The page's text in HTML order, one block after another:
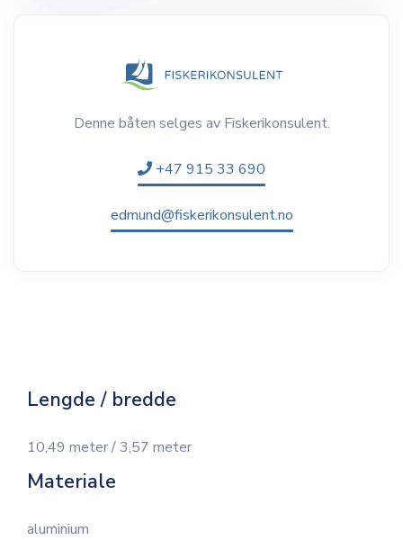
Denne båten selges av Fiskerikonsulent.
+47 915 33 690
edmund@fiskerikonsulent.no
Lengde / bredde
10,49 meter / 3,57 meter
Materiale
aluminium